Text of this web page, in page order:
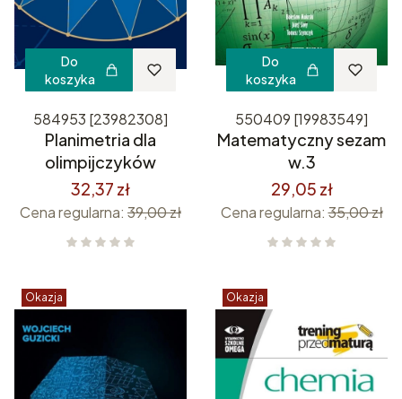
Do
koszyka
584953 [23982308]
Planimetria dla
olimpijczyków
32,37 zł
Cena regularna: 39,00 zł
Do
koszyka
550409 [19983549]
Matematyczny sezam
w.3
29,05 zł
Cena regularna: 35,00 zł
Okazja Okazja